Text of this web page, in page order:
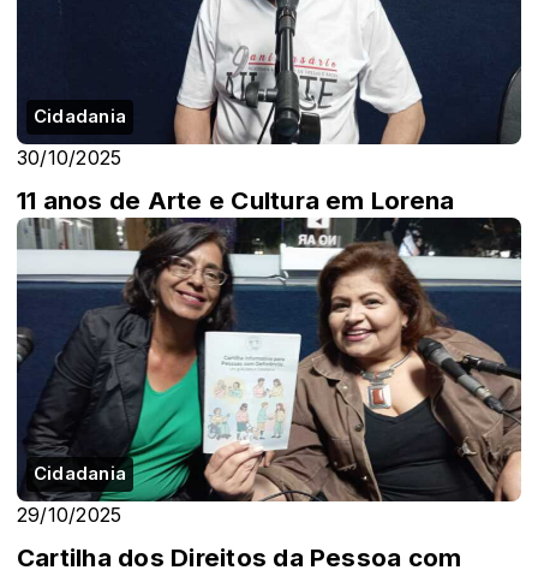
Cidadania
30/10/2025
11 anos de Arte e Cultura em Lorena
Cidadania
29/10/2025
Cartilha dos Direitos da Pessoa com